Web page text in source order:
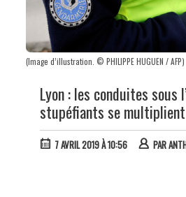
(Image d’illustration. © PHILIPPE HUGUEN / AFP)
Lyon : les conduites sous
stupéfiants se multiplient
7 AVRIL 2019 À 10:56 PAR